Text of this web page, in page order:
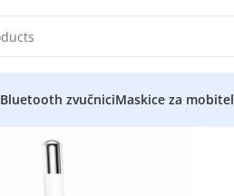
Bluetooth zvučniciMaskice za mobitel